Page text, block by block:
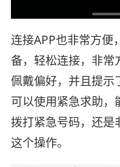
连接APP也非常方便
备，轻松连接，非常
佩戴偏好，并且提示
可以使用紧急求助，
拨打紧急号码，还是
这个操作。